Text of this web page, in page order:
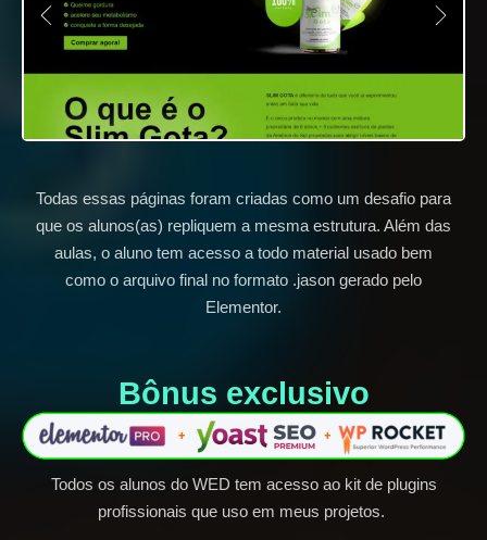
Todas essas páginas foram criadas como um desafio para
que os alunos(as) repliquem a mesma estrutura. Além das
aulas, o aluno tem acesso a todo material usado bem
como o arquivo final no formato .jason gerado pelo
Elementor.
Bônus exclusivo​
Todos os alunos do WED tem acesso ao kit de plugins
profissionais que uso em meus projetos.